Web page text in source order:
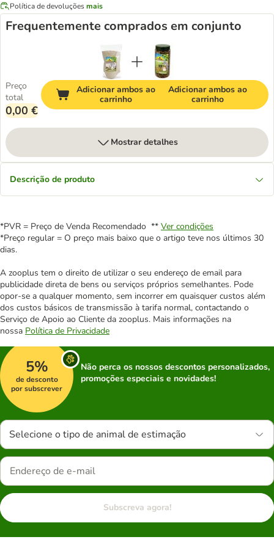
Política de devoluçõesmais
Frequentemente comprados em conjunto
Preço
total
0,00 €
Adicionar ambos ao
carrinho
Adicionar ambos ao
carrinho
Mostrar detalhes
Descrição de produto
*PVR = Preço de Venda Recomendado ** Ver condições
*Preço regular = O preço mais baixo que o artigo teve nos últimos 30
dias.
A zooplus tem o direito de utilizar o seu endereço de email para
publicidade direta de bens ou serviços próprios semelhantes. Pode
opor-se a qualquer momento, sem incorrer em quaisquer custos além
dos custos básicos de transmissão à tarifa normal, contactando o
Serviço de Apoio ao Cliente da zooplus. Mais informações na
nossa Política de Privacidade
5%
de desconto
por subscrever
Não perca os nossos descontos personalizados,
promoções especiais e novidades!
Selecione o tipo de animal de estimação
Subscreva agora!